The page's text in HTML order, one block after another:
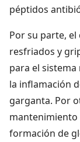
péptidos
Por su parte,
resfriados y
para el
la inflamación
garganta. Por
mantenimiento
formación de